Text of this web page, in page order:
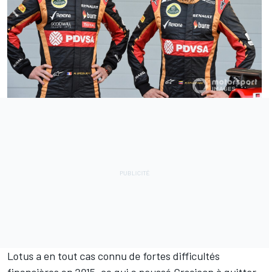
Lotus a en tout cas connu de fortes difficultés